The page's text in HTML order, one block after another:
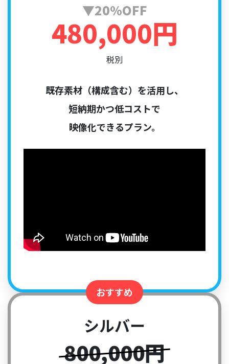
▼20%OFF
480,000円
税別
既存素材（構成含む）を活用し、
短納期かつ低コストで
映像化できるプラン。
おすすめ
シルバー
800,000円